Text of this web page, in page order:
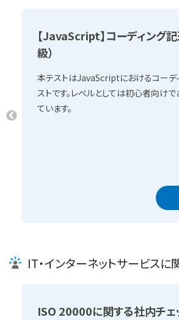
【JavaScript】コーディング
級）
本テストはJavaScriptにおけるコーデ
ストです。レベルとしては初心者向けで
ています。
IT・インターネットサービスに
ISO 20000に関する社内チェ